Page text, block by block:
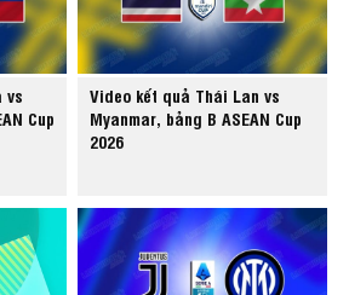
vs
Cup
Video kết quả Thái Lan vs
Myanmar, bảng B ASEAN Cup
2026